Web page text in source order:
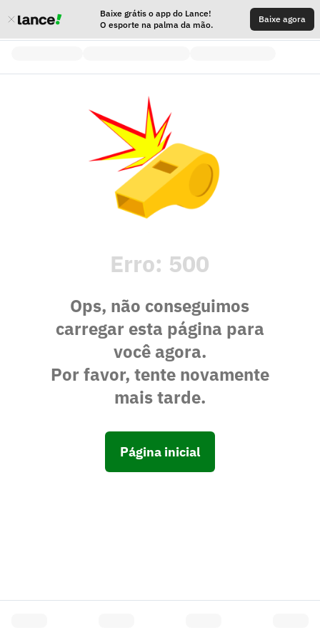
Baixe grátis o app do Lance!
O esporte na palma da mão.
Baixe agora
Erro: 500
Ops, não conseguimos
carregar esta página para
você agora.
Por favor, tente novamente
mais tarde.
Página inicial